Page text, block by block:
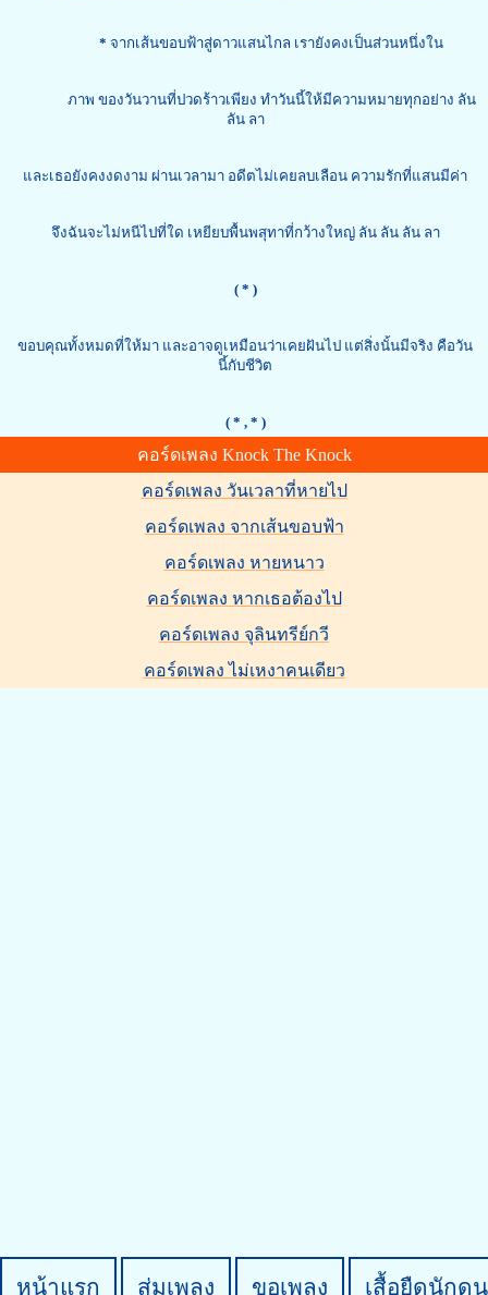
* จากเส้นขอบฟ้าสู่ดาวแสนไกล เรายังคงเป็นส่วนหนึ่งใน
ภาพ ของวันวานที่ปวดร้าวเพียง ทำวันนี้ให้มีความหมายทุกอย่าง ลัน
ลัน ลา
และเธอยังคงงดงาม ผ่านเวลามา อดีตไม่เคยลบเลือน ความรักที่แสนมีค่า
จึงฉันจะไม่หนีไปที่ใด เหยียบพื้นพสุทาที่กว้างใหญ่ ลัน ลัน ลัน ลา
( * )
ขอบคุณทั้งหมดที่ให้มา และอาจดูเหมือนว่าเคยฝันไป แต่สิ่งนั้นมีจริง คือวัน
นี้กับชีวิต
( * , * )
คอร์ดเพลง Knock The Knock
คอร์ดเพลง วันเวลาที่หายไป
คอร์ดเพลง จากเส้นขอบฟ้า
คอร์ดเพลง หายหนาว
คอร์ดเพลง หากเธอต้องไป
คอร์ดเพลง จุลินทรีย์กวี
คอร์ดเพลง ไม่เหงาคนเดียว
หน้าแรก สุ่มเพลง ขอเพลง เสื้อยืดนักด